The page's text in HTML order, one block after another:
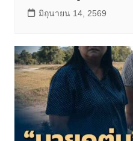
มิถุนายน 14, 2569